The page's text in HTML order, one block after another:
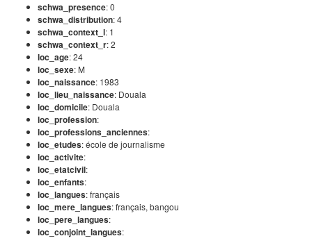
schwa_presence: 0
schwa_distribution: 4
schwa_context_l: 1
schwa_context_r: 2
loc_age: 24
loc_sexe: M
loc_naissance: 1983
loc_lieu_naissance: Douala
loc_domicile: Douala
loc_profession:
loc_professions_anciennes:
loc_etudes: école de journalisme
loc_activite:
loc_etatcivil:
loc_enfants:
loc_langues: français
loc_mere_langues: français, bangou
loc_pere_langues:
loc_conjoint_langues: